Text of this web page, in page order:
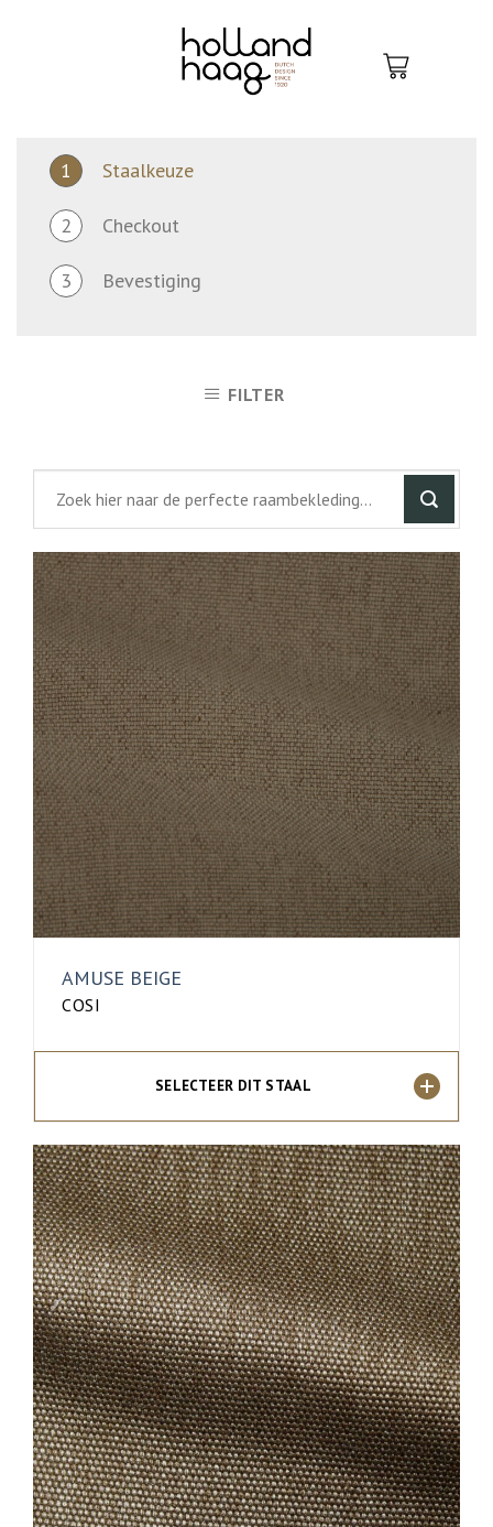
1 Staalkeuze
2 Checkout
3 Bevestiging
FILTER
AMUSE BEIGE
COSI
SELECTEER DIT STAAL